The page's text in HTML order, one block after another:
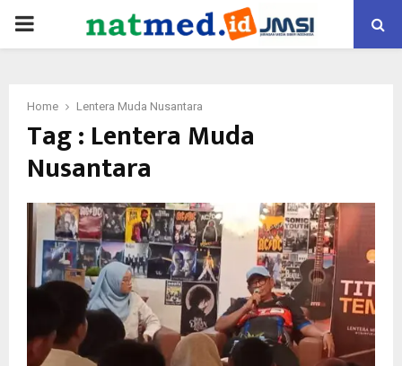
PRIMARY
Home Lentera Muda Nusantara
Tag : Lentera Muda
Nusantara